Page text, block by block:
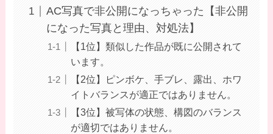
AC写真で非公開になっちゃった【非公開
になった写真と理由、対処法】
【1位】類似した作品が既に公開されて
います。
【2位】ピンボケ、手ブレ、露出、ホワ
イトバランスが適正ではありません。
【3位】被写体の状態、構図のバランス
が適切ではありません。